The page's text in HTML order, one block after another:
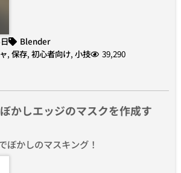
Blender
, 保存, 初心者向け, 小技 39,290
かしエッジのマスクを作成す
ぼかしのマスキング！